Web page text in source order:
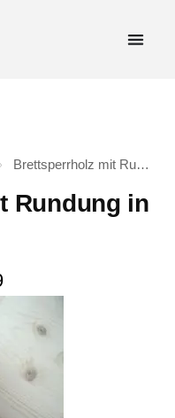
Brettsperrholz mit Rundung in der Ecke
Rundung in